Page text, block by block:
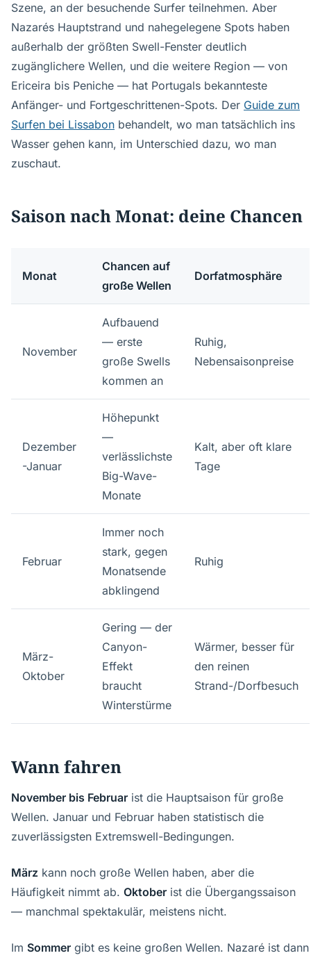
Szene, an der besuchende Surfer teilnehmen. Aber
Nazarés Hauptstrand und nahegelegene Spots haben
außerhalb der größten Swell-Fenster deutlich
zugänglichere Wellen, und die weitere Region — von
Ericeira bis Peniche — hat Portugals bekannteste
Anfänger- und Fortgeschrittenen-Spots. Der Guide zum
Surfen bei Lissabon behandelt, wo man tatsächlich ins
Wasser gehen kann, im Unterschied dazu, wo man
zuschaut.
Saison nach Monat: deine Chancen
Monat
Chancen auf
große Wellen
Dorfatmosphäre
November
Aufbauend
— erste
große Swells
kommen an
Ruhig,
Nebensaisonpreise
Dezember
-Januar
Höhepunkt
—
verlässlichste
Big-Wave-
Monate
Kalt, aber oft klare
Tage
Februar
Immer noch
stark, gegen
Monatsende
abklingend
Ruhig
März-
Oktober
Gering — der
Canyon-
Effekt
braucht
Winterstürme
Wärmer, besser für
den reinen
Strand-/Dorfbesuch
Wann fahren
November bis Februar ist die Hauptsaison für große
Wellen. Januar und Februar haben statistisch die
zuverlässigsten Extremswell-Bedingungen.
März kann noch große Wellen haben, aber die
Häufigkeit nimmt ab. Oktober ist die Übergangssaison
— manchmal spektakulär, meistens nicht.
Im Sommer gibt es keine großen Wellen. Nazaré ist dann